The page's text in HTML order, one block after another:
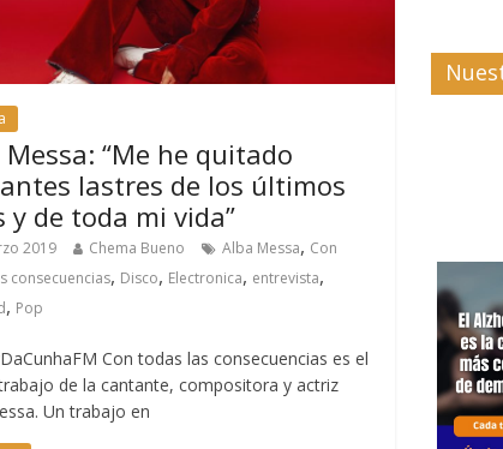
“Me he quitado
lastres de los últimos
y de toda mi vida”
2019 Chema Bueno Alba Messa, Con
consecuencias, Disco, Electronica, entrevista,
, Pop
Con todas las consecuencias es el
de la cantante, compositora y actriz
Un trabajo en